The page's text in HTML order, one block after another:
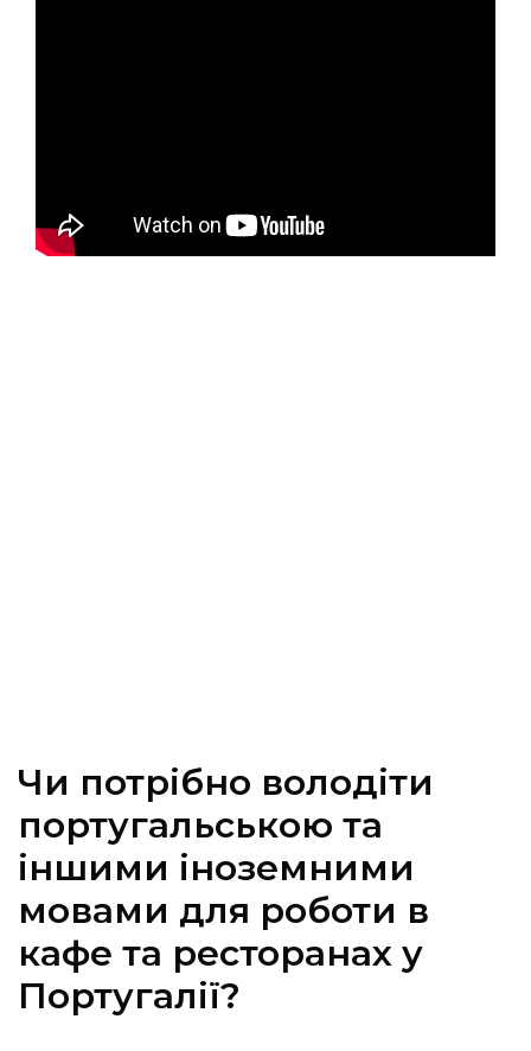
Чи потрібно володіти
португальською та
іншими іноземними
мовами для роботи в
кафе та ресторанах у
Португалії?